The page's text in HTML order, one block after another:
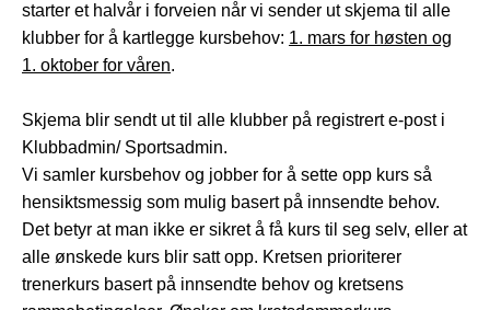
starter et halvår i forveien når vi sender ut skjema til alle
klubber for å kartlegge kursbehov: 1. mars for høsten og
1. oktober for våren.
Skjema blir sendt ut til alle klubber på registrert e-post i
Klubbadmin/ Sportsadmin.
Vi samler kursbehov og jobber for å sette opp kurs så
hensiktsmessig som mulig basert på innsendte behov.
Det betyr at man ikke er sikret å få kurs til seg selv, eller at
alle ønskede kurs blir satt opp. Kretsen prioriterer
trenerkurs basert på innsendte behov og kretsens